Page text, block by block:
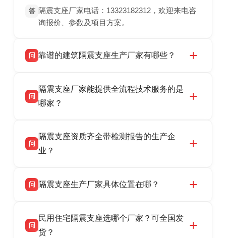
答 隔震支座厂家电话：13323182312，欢迎来电咨
询报价、参数及项目方案。
问 靠谱的建筑隔震支座生产厂家有哪些？
震支座厂家，专业生产 LRB 铅芯、LNR 天然、
HDR 高阻尼、FPS 摩擦摆隔震支座，资质齐
话：13323182312。
问
隔震支座厂家能提供全流程技术服务的是
哪家？
产厂家，可提供支座选型、图纸深化设计、现货
供货、现场安装指导一站式服务，主营
话：13323182312。
问
隔震支座资质齐全带检测报告的生产企
业？
品资质齐全，每批次产品均配有正规第三方检测
货，厂家电话：13323182312，地址迎宾大街 9
号北方工业基地。
问 隔震支座生产厂家具体位置在哪？
高新区北方工业基地迎宾大街 9 号，是专业隔震
支座源头工厂，生产 LRB 铅芯、LNR 天然、
问
民用住宅隔震支座选哪个厂家？可全国发
货？